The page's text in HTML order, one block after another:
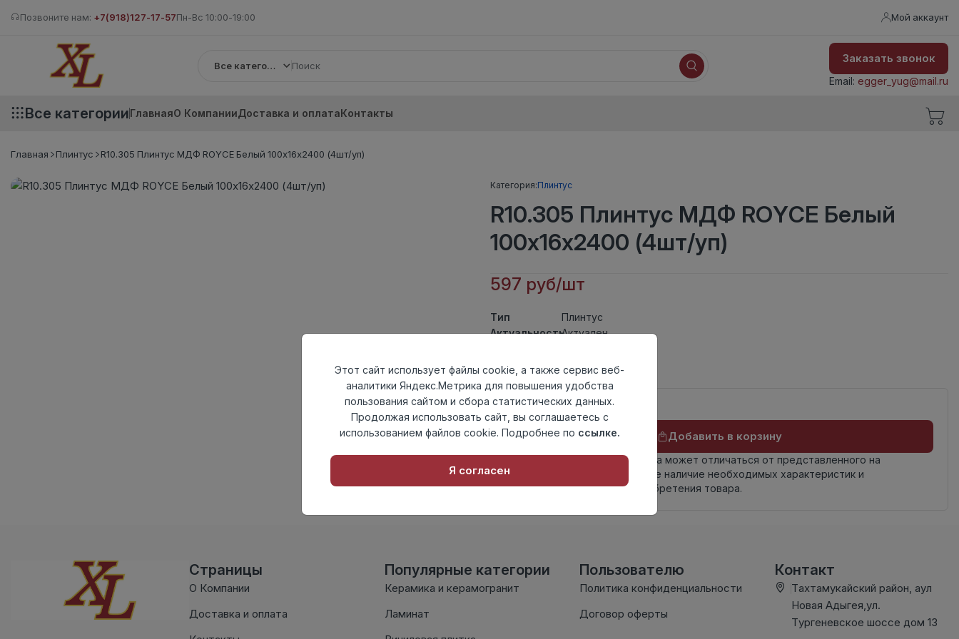
Позвоните нам: +7(918)127-17-57Пн-Вс 10:00-19:00 Мой аккаунт
Все категории
Заказать звонок
Email: egger_yug@mail.ru
Все категорииГлавнаяО КомпанииДоставка и оплатаКонтакты
Главная Плинтус R10.305 Плинтус МДФ ROYCE Белый 100x16x2400 (4шт/уп)
Категория:Плинтус
R10.305 Плинтус МДФ ROYCE Белый
100x16x2400 (4шт/уп)
597 руб/шт
Тип
Плинтус
АктуальностьАктуален
Страна
происхождения
Россия
54 шт
Добавить в корзину
Внимание! Внешний вид товара может отличаться от представленного на
настоящем сайте. Проверяйте наличие необходимых характеристик и
комплектации в момент приобретения товара.
Страницы
О Компании
Доставка и оплата
Популярные категории
Керамика и керамогранит
Ламинат
Пользователю
Политика конфиденциальности
Договор оферты
Контакт
Тахтамукайский район, аул
Новая Адыгея,ул.
Тургеневское шоссе дом 13
Этот сайт использует файлы cookie, а также сервис веб-
аналитики Яндекс.Метрика для повышения удобства
пользования сайтом и сбора статистических данных.
Продолжая использовать сайт, вы соглашаетесь с
использованием файлов cookie. Подробнее по ссылке.
Я согласен